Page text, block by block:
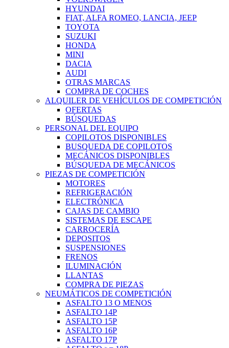
HYUNDAI
FIAT, ALFA ROMEO, LANCIA, JEEP
TOYOTA
SUZUKI
HONDA
MINI
DACIA
AUDI
OTRAS MARCAS
COMPRA DE COCHES
ALQUILER DE VEHÍCULOS DE COMPETICIÓN
OFERTAS
BÚSQUEDAS
PERSONAL DEL EQUIPO
COPILOTOS DISPONIBLES
BUSQUEDA DE COPILOTOS
MECÁNICOS DISPONIBLES
BÚSQUEDA DE MECÁNICOS
PIEZAS DE COMPETICIÓN
MOTORES
REFRIGERACIÓN
ELECTRÓNICA
CAJAS DE CAMBIO
SISTEMAS DE ESCAPE
CARROCERÍA
DEPOSITOS
SUSPENSIONES
FRENOS
ILUMINACIÓN
LLANTAS
COMPRA DE PIEZAS
NEUMÁTICOS DE COMPETICIÓN
ASFALTO 13 O MENOS
ASFALTO 14P
ASFALTO 15P
ASFALTO 16P
ASFALTO 17P